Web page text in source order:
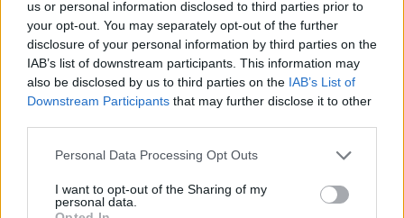
us or personal information disclosed to third parties prior to
your opt-out. You may separately opt-out of the further
disclosure of your personal information by third parties on the
IAB’s list of downstream participants. This information may
also be disclosed by us to third parties on the IAB’s List of
Downstream Participants that may further disclose it to other
Personal Data Processing Opt Outs
I want to opt-out of the Sharing of my
personal data.
Leur capacité à grimper, sauter ou se coucher dans
des positions originales permet de créer des images
variées et souvent impressionnantes. À l’inverse, les
lapins ont un comportement plus calme et sont
moins susceptibles d’adopter des postures ou des
actions qui captivent rapidement l’œil.
Les chats aiment explorer leur intérieur, jouer avec